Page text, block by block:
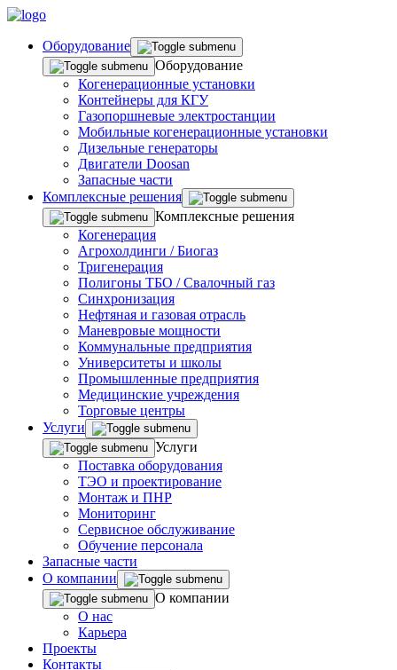
Оборудование
Оборудование
Когенерационные установки
Контейнеры для КГУ
Газопоршневые электростанции
Мобильные когенерационные установки
Дизельные генераторы
Двигатели Doosan
Запасные части
Комплексные решения
Комплексные решения
Когенерация
Агрохолдинги / Биогаз
Тригенерация
Полигоны ТБО / Свалочный газ
Синхронизация
Нефтяная и газовая отрасль
Маневровые мощности
Коммунальные предприятия
Университеты и школы
Промышленные предприятия
Медицинские учреждения
Торговые центры
Услуги
Услуги
Поставка оборудования
ТЭО и проектирование
Монтаж и ПНР
Мониторинг
Сервисное обслуживание
Обучение персонала
Запасные части
О компании
О компании
О нас
Карьера
Проекты
Контакты